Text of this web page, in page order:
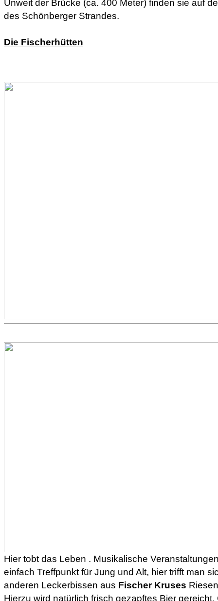
Unweit der Brücke (ca. 400 Meter) finden sie auf
des Schönberger Strandes.
Die Fischerhütten
Hier tobt das Leben . Musikalische
einfach Treffpunkt für Jung und Alt, hier trifft man
anderen Leckerbissen aus Fischer Kruses
Hierzu wird natürlich frisch gezapftes Bier